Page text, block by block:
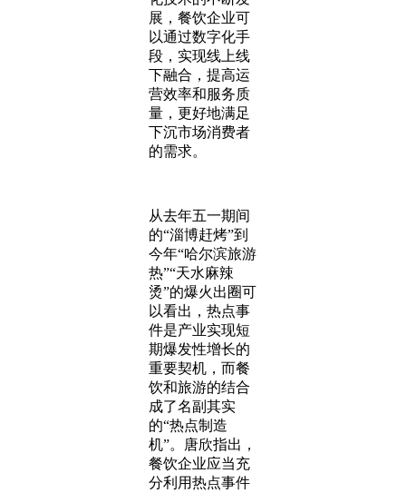
展，餐饮企业可
以通过数字化手
段，实现线上线
下融合，提高运
营效率和服务质
量，更好地满足
下沉市场消费者
的需求。
从去年五一期间
的“淄博赶烤”到
今年“哈尔滨旅游
热”“天水麻辣
烫”的爆火出圈可
以看出，热点事
件是产业实现短
期爆发性增长的
重要契机，而餐
饮和旅游的结合
成了名副其实
的“热点制造
机”。唐欣指出，
餐饮企业应当充
分利用热点事件